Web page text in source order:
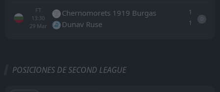
FT
13:30
29 Mar
Chernomorets 1919 Burgas
Dunav Ruse
1
1
D
POSICIONES DE SECOND LEAGUE